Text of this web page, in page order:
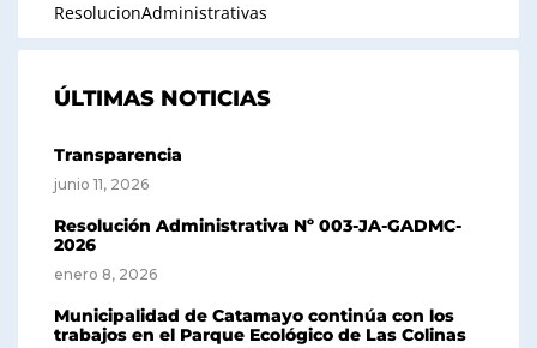
ResolucionAdministrativas
ÚLTIMAS NOTICIAS
Transparencia
junio 11, 2026
Resolución Administrativa Nº 003-JA-GADMC-
2026
enero 8, 2026
Municipalidad de Catamayo continúa con los
trabajos en el Parque Ecológico de Las Colinas